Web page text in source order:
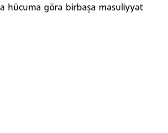
hücuma görə birbaşa məsuliyyət